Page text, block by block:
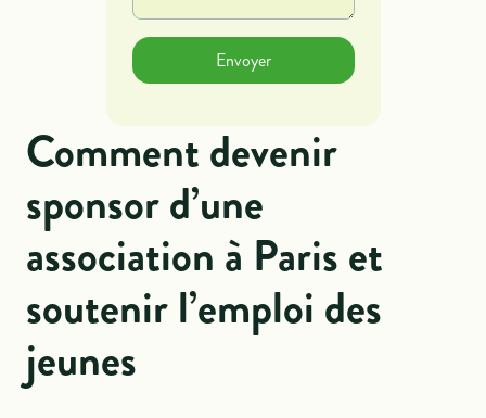
Comment devenir
sponsor d’une
association à Paris et
soutenir l’emploi des
jeunes